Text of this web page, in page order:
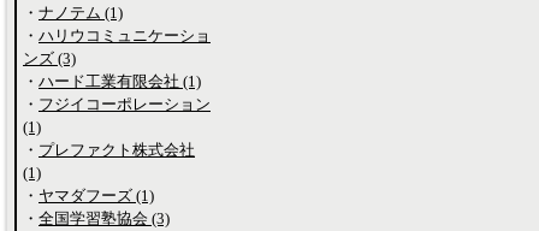
・ ナノテム (1)
・ ハリウコミュニケーショ
ンズ (3)
・ ハード工業有限会社 (1)
・ フジイコーポレーション
(1)
・ プレファクト株式会社
(1)
・ ヤマダフーズ (1)
・ 全国学習塾協会 (3)